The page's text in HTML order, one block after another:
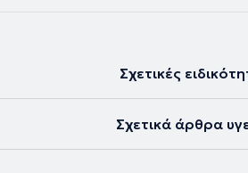
Σχετικές
Σχετικά άρθρα